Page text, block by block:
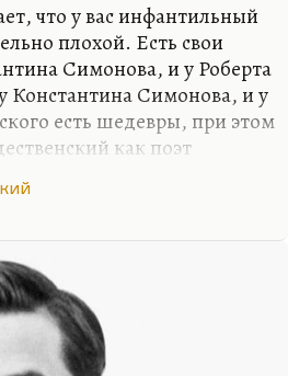
что у вас инфантильный
плохой. Есть свои
Симонова, и у Роберта
Константина Симонова, и у
есть шедевры, при этом
как поэт
Что касается
то он во многих
жертва эпохи. Он вознесся,
на пик, и деградировал,
Об эпохе надо
влияет на поэтов. Если
эту эпоху начинает